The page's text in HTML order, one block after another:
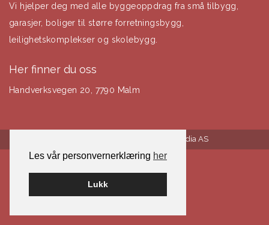
Les vår personvernerklæring her
Lukk
Vi hjelper deg med alle byggeoppdrag fra små tilbygg,
garasjer, boliger til større forretningsbygg,
leilighetskomplekser og skolebygg.
Her finner du oss
Handverksvegen 20, 7790 Malm
Smart Media AS